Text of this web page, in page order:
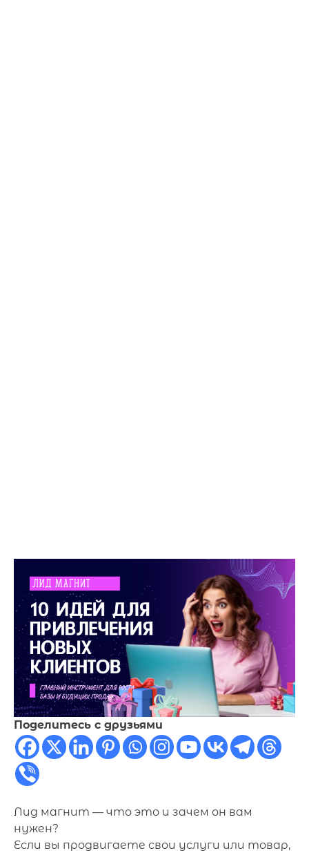
Поделитесь с друзьями
Лид магнит — что это и зачем он вам
нужен?
Если вы продвигаете свои услуги или товар,